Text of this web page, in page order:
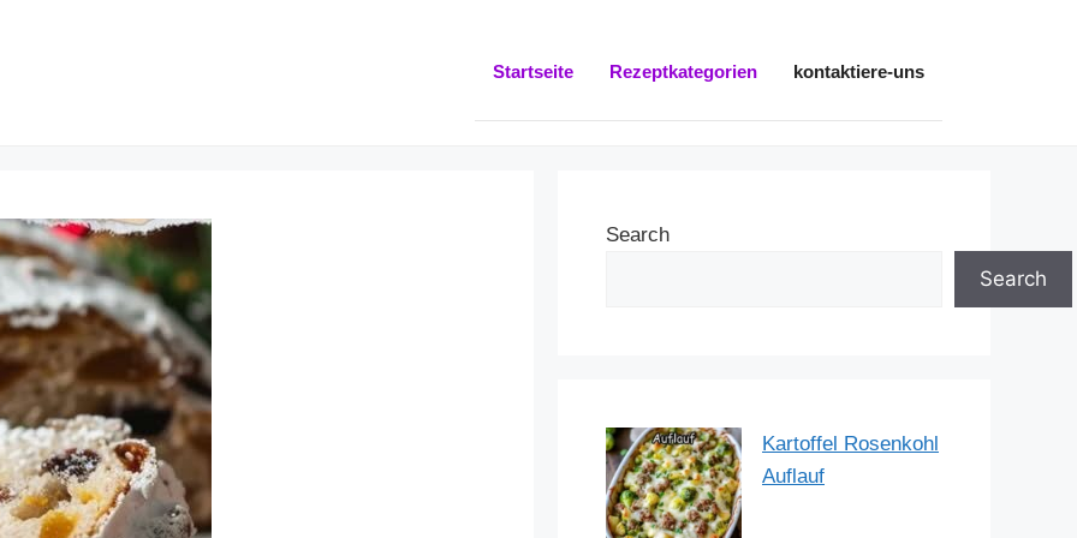
Startseite Rezeptkategorien kontaktiere-uns
Search
Search
Kartoffel Rosenkohl
Auflauf